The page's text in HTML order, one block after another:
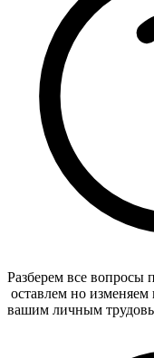
Разберем все вопросы
оставлем но
вашим личным